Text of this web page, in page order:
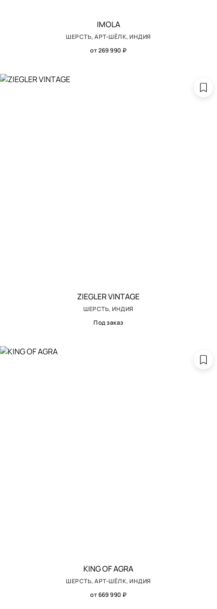
IMOLA
ШЕРСТЬ, АРТ-ШЁЛК, ИНДИЯ
от 269 990 ₽
ZIEGLER VINTAGE
ШЕРСТЬ, ИНДИЯ
Под заказ
KING OF AGRA
ШЕРСТЬ, АРТ-ШЁЛК, ИНДИЯ
от 669 990 ₽